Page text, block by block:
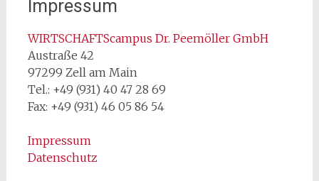
Impressum
WIRTSCHAFTScampus Dr. Peemöller GmbH
Austraße 42
97299 Zell am Main
Tel.: +49 (931) 40 47 28 69
Fax: +49 (931) 46 05 86 54
Impressum
Datenschutz